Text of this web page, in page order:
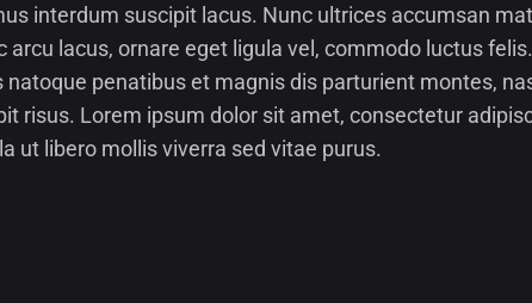
interdum suscipit lacus. Nunc ultrices accumsan
arcu lacus, ornare eget ligula vel, commodo luctus
natoque penatibus et magnis dis parturient montes,
risus. Lorem ipsum dolor sit amet, consectetur
ut libero mollis viverra sed vitae purus.